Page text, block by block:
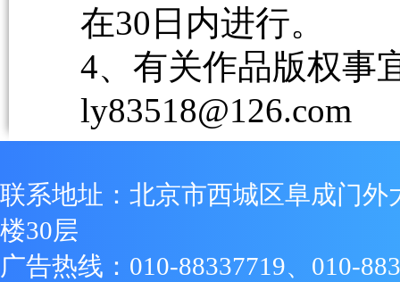
在30日内进行。
4、有关作品版权事
ly83518@126.com
联系地址：北京市西城区阜成门外
楼30层
广告热线：010-88337719、010-